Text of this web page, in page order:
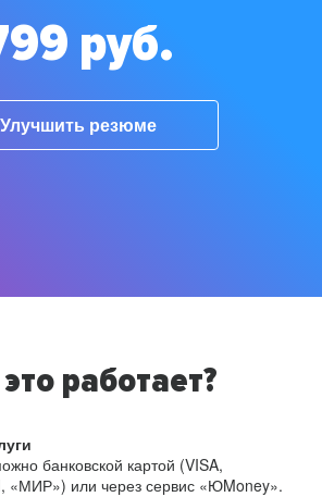
руб.
Улучшить резюме
работает?
банковской картой (VISA,
«МИР») или через сервис «ЮMoney».